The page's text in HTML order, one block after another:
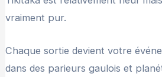
vraiment pur.
Chaque sortie devient votre
dans des parieurs gaulois et